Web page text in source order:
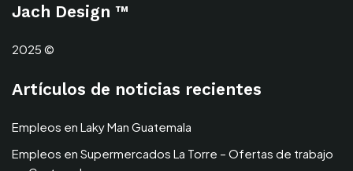
Jach Design ™
2025 ©
Artículos de noticias recientes
Empleos en Laky Man Guatemala
Empleos en Supermercados La Torre – Ofertas de trabajo